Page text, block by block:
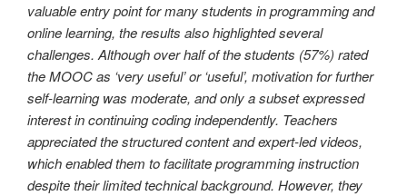
valuable entry point for many students in programming and
online learning, the results also highlighted several
challenges. Although over half of the students (57%) rated
the MOOC as ‘very useful’ or ‘useful’, motivation for further
self-learning was moderate, and only a subset expressed
interest in continuing coding independently. Teachers
appreciated the structured content and expert-led videos,
which enabled them to facilitate programming instruction
despite their limited technical background. However, they